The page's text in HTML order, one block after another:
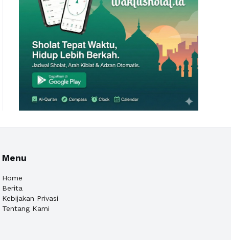
Menu
Home
Berita
Kebijakan Privasi
Tentang Kami